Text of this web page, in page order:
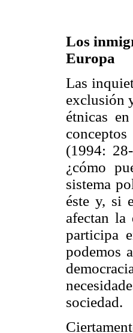
Los
Europa
Las
exclusión
étnicas
(1994:
¿cómo
sistema
éste y, si
afectan la
participa
podemos
sociedad.